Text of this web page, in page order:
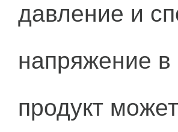
давление и
напряжение
продукт